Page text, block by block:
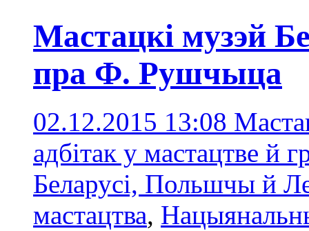
Мастацкі музэй
пра Ф. Рушчыца
02.12.2015 13:08
адбітак у мастацтве й
Беларусі, Польшчы й
мастацтва,